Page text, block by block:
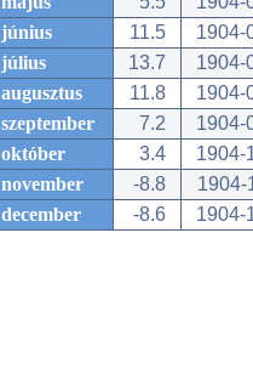
június
11.5
1904-
július
13.7
1904-
augusztus
11.8
1904-
szeptember
7.2
1904-
október
3.4
1904-
november
-8.8
1904-
december
-8.6 1904-